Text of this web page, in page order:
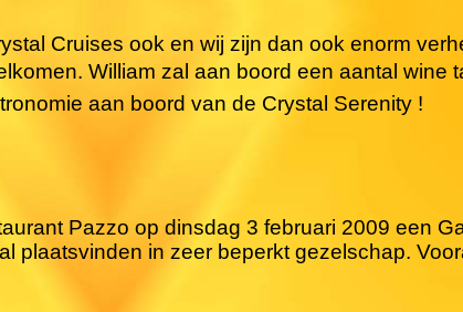
Cruises ook en wij zijn dan ook enorm
William zal aan boord een aantal wine
aan boord van de Crystal Serenity !
Pazzo op dinsdag 3 februari 2009 een
plaatsvinden in zeer beperkt gezelschap.